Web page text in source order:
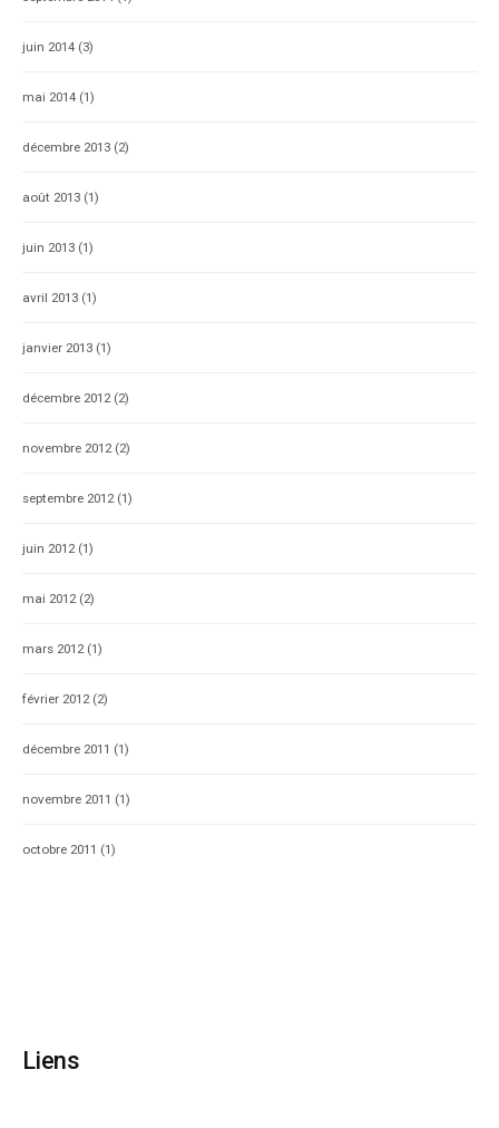
juin 2014 (3)
mai 2014 (1)
décembre 2013 (2)
août 2013 (1)
juin 2013 (1)
avril 2013 (1)
janvier 2013 (1)
décembre 2012(2)
novembre 2012(2)
septembre 2012(1)
juin 2012(1)
mai 2012(2)
mars 2012(1)
février 2012(2)
décembre 2011 (1)
novembre 2011 (1)
octobre 2011 (1)
Liens